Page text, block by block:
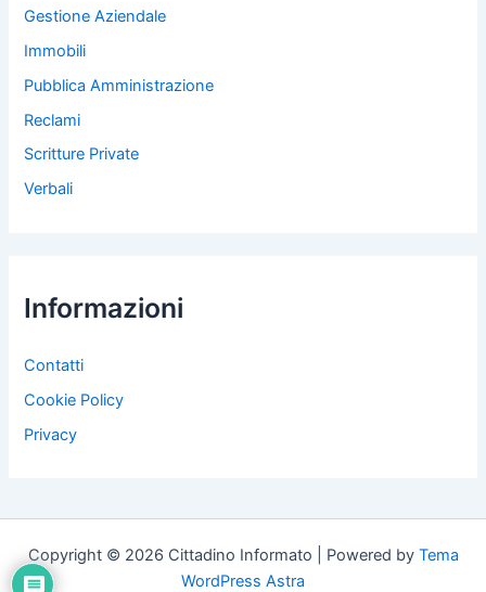
Gestione Aziendale
Immobili
Pubblica Amministrazione
Reclami
Scritture Private
Verbali
Informazioni
Contatti
Cookie Policy
Privacy
Copyright © 2026 Cittadino Informato | Powered by Tema
WordPress Astra